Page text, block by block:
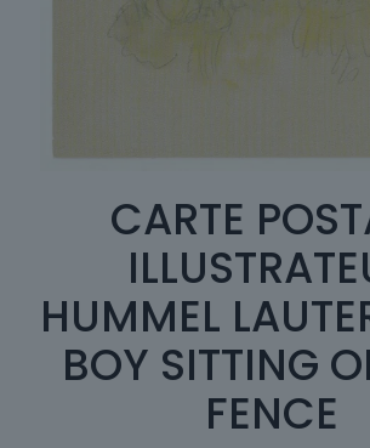
CARTE
HUMMEL
BOY SITTING
FENCE